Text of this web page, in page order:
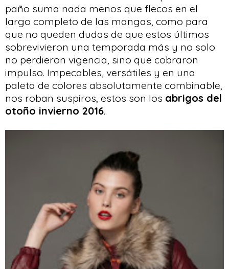
paño suma nada menos que flecos en el
largo completo de las mangas, como para
que no queden dudas de que estos últimos
sobrevivieron una temporada más y no solo
no perdieron vigencia, sino que cobraron
impulso. Impecables, versátiles y en una
paleta de colores absolutamente combinable,
nos roban suspiros, estos son los abrigos del
otoño invierno 2016..